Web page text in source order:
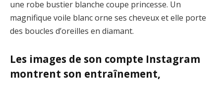
une robe bustier blanche coupe princesse. Un
magnifique voile blanc orne ses cheveux et elle porte
des boucles d’oreilles en diamant.
Les images de son compte Instagram
montrent son entraînement,